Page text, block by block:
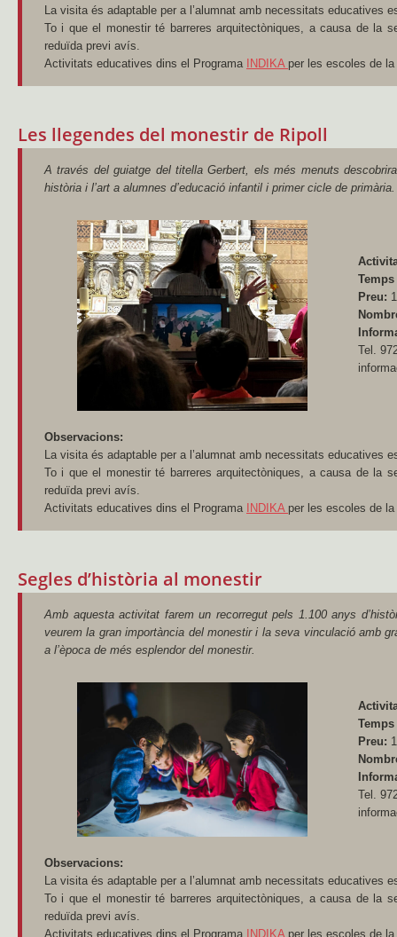
La visita és adaptable per a l’alumnat amb necessitats educatives
To i que el monestir té barreres arquitectòniques, a causa de la
reduïda previ avís.
Activitats educatives dins el Programa INDIKA per les escoles de
Les llegendes del monestir de Ripoll
A través del guiatge del titella Gerbert, els més menuts
història i l’art a alumnes d’educació infantil i primer cicle de primària.
Preu:
Tel.
Observacions:
La visita és adaptable per a l’alumnat amb necessitats educatives
To i que el monestir té barreres arquitectòniques, a causa de la
reduïda previ avís.
Activitats educatives dins el Programa
INDIKA per les escoles de
Segles d’història al monestir
Amb aquesta activitat farem un recorregut pels 1.100 anys
veurem la gran importància del monestir i la seva vinculació amb
a l’època de més esplendor del monestir.
Preu:
Tel.
Observacions:
La visita és adaptable per a l’alumnat amb necessitats educatives
To i que el monestir té barreres arquitectòniques, a causa de la
reduïda previ avís.
Activitats educatives dins el Programa INDIKA per les escoles de